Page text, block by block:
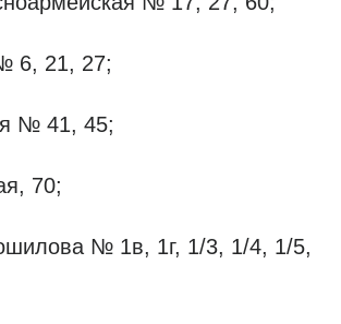
6, 21, 27;
№ 41, 45;
70;
№ 1в, 1г, 1/3, 1/4, 1/5,